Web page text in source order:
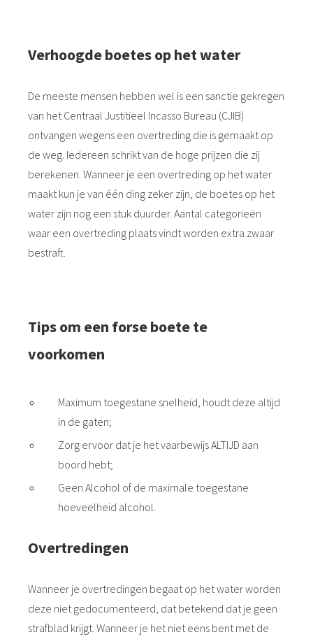
Verhoogde boetes op het water
De meeste mensen hebben wel is een sanctie gekregen
van het Centraal Justitieel Incasso Bureau (CJIB)
ontvangen wegens een overtreding die is gemaakt op
de weg. Iedereen schrikt van de hoge prijzen die zij
berekenen. Wanneer je een overtreding op het water
maakt kun je van één ding zeker zijn, de boetes op het
water zijn nog een stuk duurder. Aantal categorieën
waar een overtreding plaats vindt worden extra zwaar
bestraft.
Tips om een forse boete te
voorkomen
Maximum toegestane snelheid, houdt deze altijd
in de gaten;
Zorg ervoor dat je het vaarbewijs ALTIJD aan
boord hebt;
Geen Alcohol of de maximale toegestane
hoeveelheid alcohol.
Overtredingen
Wanneer je overtredingen begaat op het water worden
deze niet gedocumenteerd, dat betekend dat je geen
strafblad krijgt. Wanneer je het niet eens bent met de